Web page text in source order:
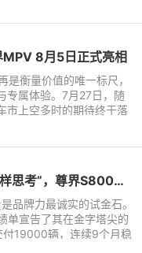
8月5日正式亮相
衡量价值的唯一标尺，
专属体验。7月27日，随
市上空多时的期待终于落
百万豪车开始“像人一样思考”，尊界S800首发ADS 5实测见真章
品牌力最诚实的试金石。
单宣告了其在金字塔尖的
19000辆，连续9个月稳
远非故事的全部。当华为